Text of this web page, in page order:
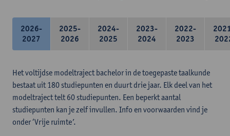
2026-
2027
2025-
2026
2024-
2025
2023-
2024
2022-
2023
Het voltijdse modeltraject bachelor in de toegepaste taalkunde
bestaat uit 180 studiepunten en duurt drie jaar. Elk deel van het
modeltraject telt 60 studiepunten. Een beperkt aantal
studiepunten kan je zelf invullen. Info en voorwaarden vind je
onder ‘Vrije ruimte’.